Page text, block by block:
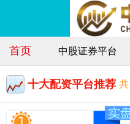
首页 中股证券平台
十大配资平台推荐 共